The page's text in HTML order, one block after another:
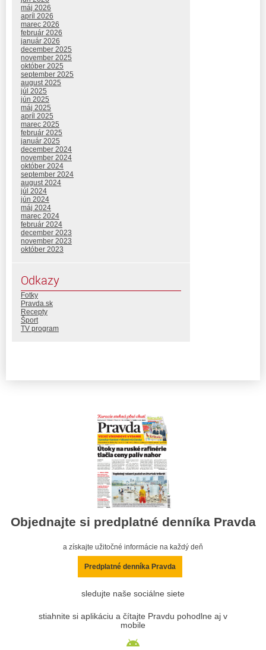
máj 2026
apríl 2026
marec 2026
február 2026
január 2026
december 2025
november 2025
október 2025
september 2025
august 2025
júl 2025
jún 2025
máj 2025
apríl 2025
marec 2025
február 2025
január 2025
december 2024
november 2024
október 2024
september 2024
august 2024
júl 2024
jún 2024
máj 2024
marec 2024
február 2024
december 2023
november 2023
október 2023
Odkazy
Fotky
Pravda.sk
Recepty
Šport
TV program
Objednajte si predplatné denníka Pravda
a získajte užitočné informácie na každý deň
Predplatné denníka Pravda
sledujte naše sociálne siete
stiahnite si aplikáciu a čítajte Pravdu pohodlne aj v
mobile